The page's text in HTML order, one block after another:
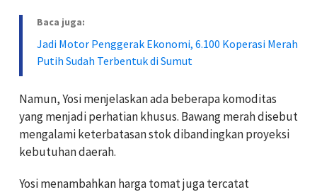
Baca juga:
Jadi Motor Penggerak Ekonomi, 6.100 Koperasi Merah
Putih Sudah Terbentuk di Sumut
Namun, Yosi menjelaskan ada beberapa komoditas
yang menjadi perhatian khusus. Bawang merah disebut
mengalami keterbatasan stok dibandingkan proyeksi
kebutuhan daerah.
Yosi menambahkan harga tomat juga tercatat